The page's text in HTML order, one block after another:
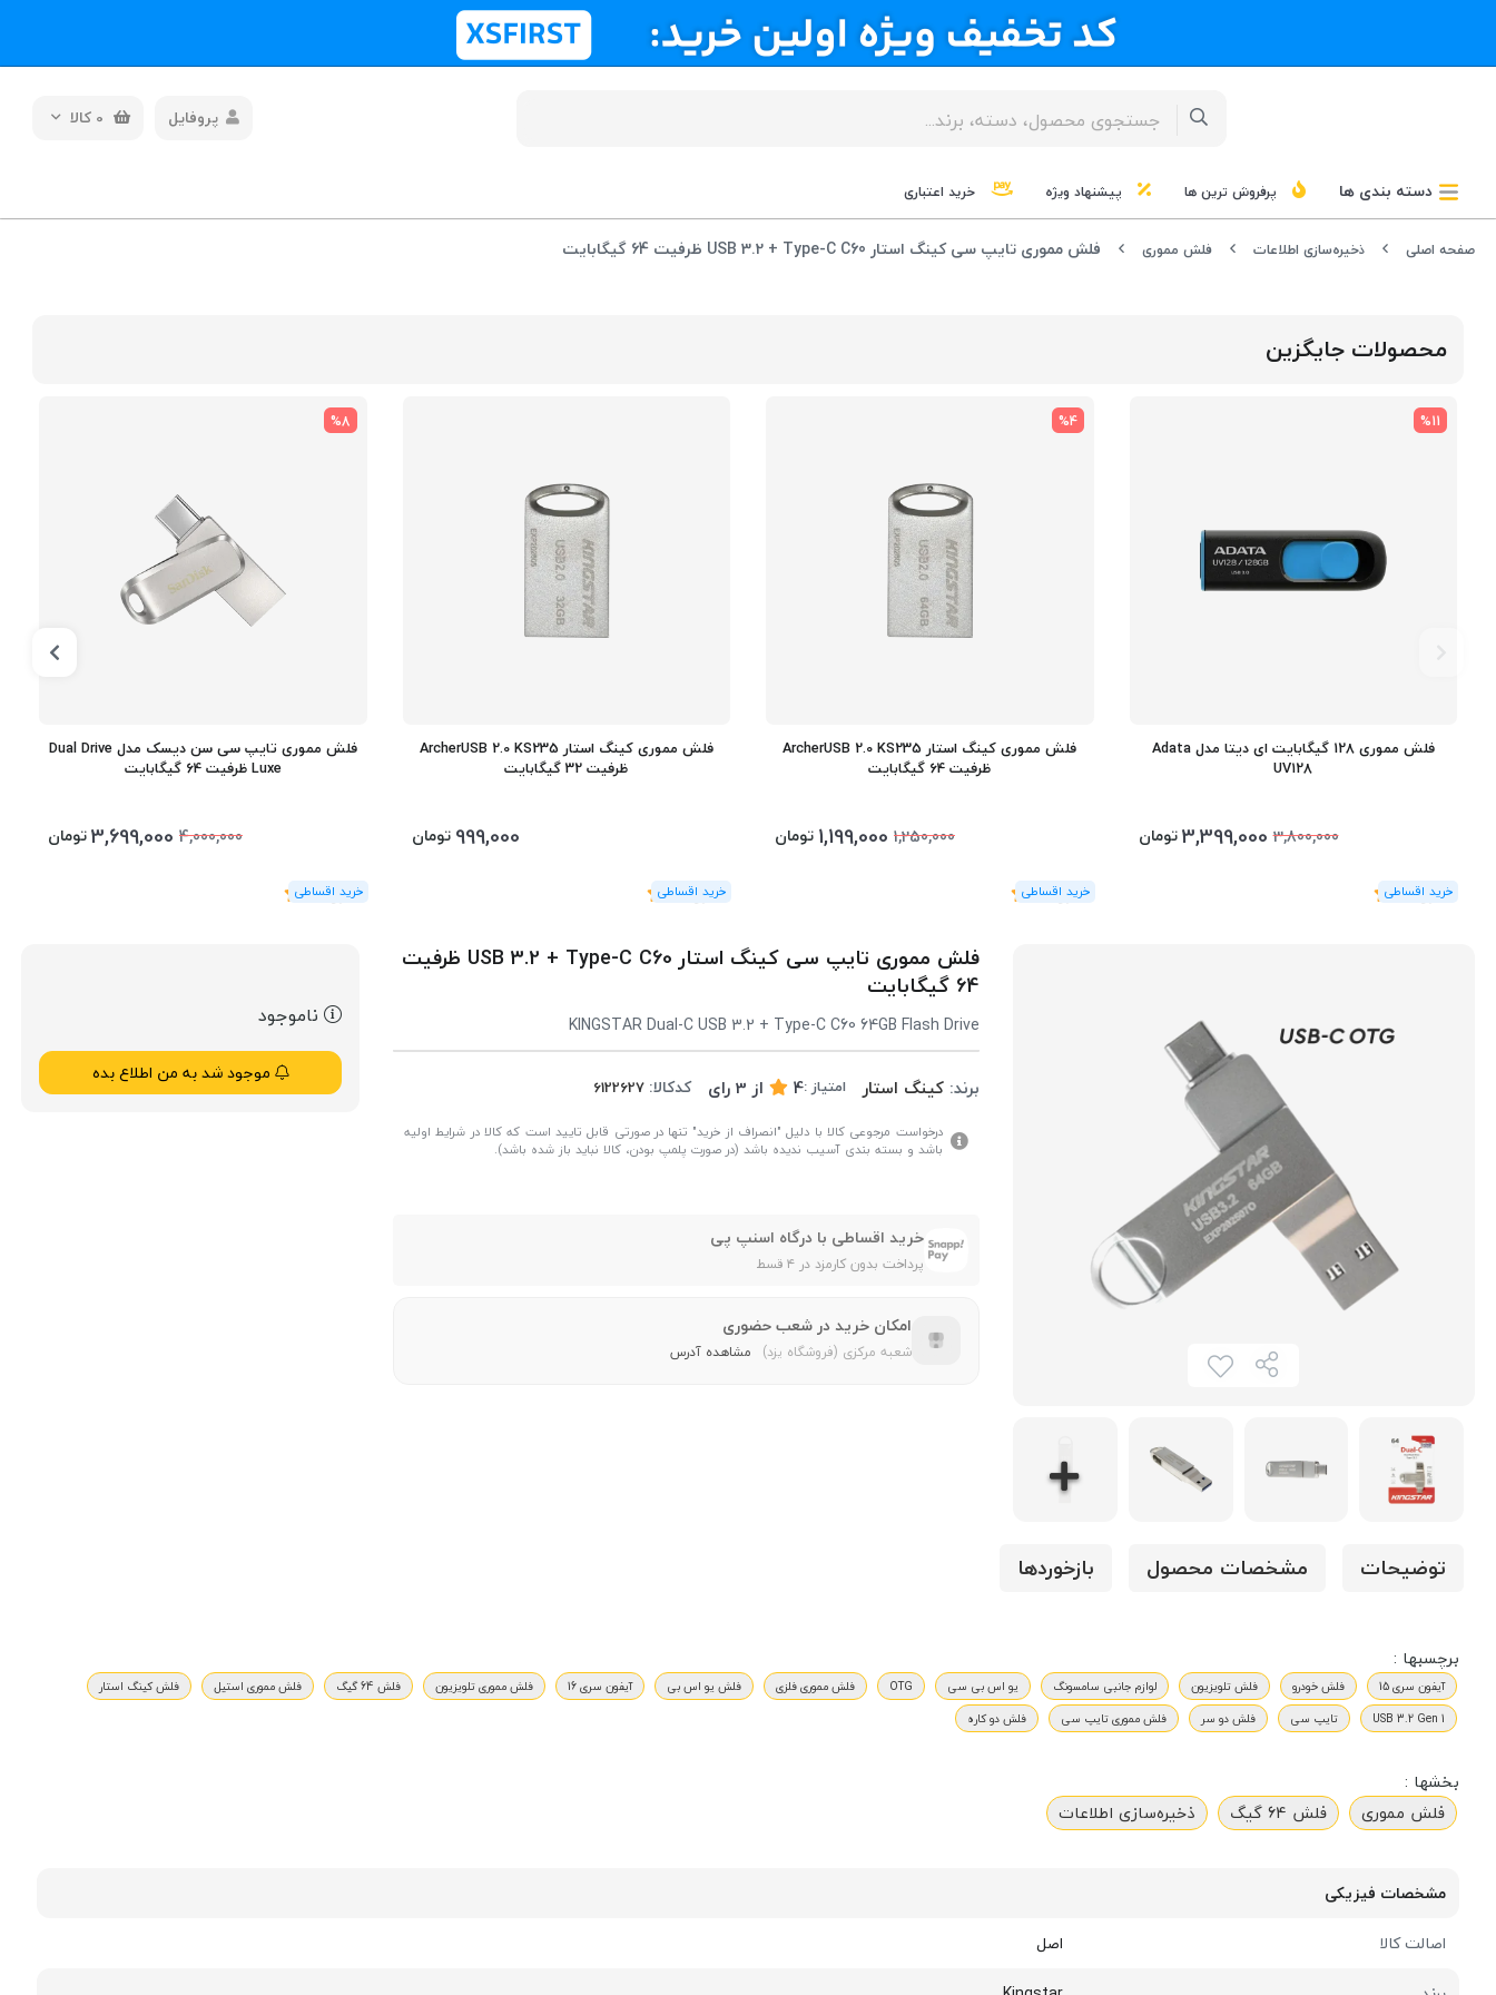
0 کالا پروفایل
دسته بندی ها پرفروش ترین ها پیشنهاد ویژه خرید اعتباری
صفحه اصلی ذخیره‌سازی اطلاعات فلش مموری فلش مموری تایپ سی کینگ استار USB 3.2 + Type-C C60 ظرفیت 64 گیگابایت
محصولات جایگزین
%11
فلش مموری 128 گیگابایت ای دیتا مدل Adata
UV128
3,800,000
3,399,000تومان
(1رای)
5
%4
فلش مموری کینگ استار ArcherUSB 2.0 KS235
ظرفیت 64 گیگابایت
1,250,000
1,199,000 تومان
(1رای)
5
فلش مموری کینگ استار ArcherUSB 2.0 KS235
ظرفیت 32 گیگابایت
999,000 تومان
(1رای)
5
%8
فلش مموری تایپ سی سن دیسک مدل Dual Drive
Luxe ظرفیت 64 گیگابایت
4,000,000
3,699,000تومان
(1رای)
5
فلش مموری تایپ سی کینگ استار USB 3.2 + Type-C C60 ظرفیت
64 گیگابایت
KINGSTAR Dual-C USB 3.2 + Type-C C60 64GB Flash Drive
برند:کینگ استار امتیاز :4 از 3رای کدکالا:
درخواست مرجوعی کالا با دلیل "انصراف از خرید" تنها در صورتی قابل تایید است که کالا در شرایط اولیه
باشد و بسته بندی آسیب ندیده باشد (در صورت پلمپ بودن، کالا نباید باز شده باشد).
خرید اقساطی با درگاه اسنپ پی
پرداخت بدون کارمزد در ۴ قسط
امکان خرید در شعب حضوری
شعبه مرکزی (فروشگاه یزد) مشاهده آدرس
ناموجود
موجود شد به من اطلاع بده
توضیحات مشخصات محصول بازخوردها
برچسبها :
آیفون سری 15 فلش خودرو فلش تلویزیون لوازم جانبی سامسونگ یو اس بی سی OTG فلش مموری فلزی فلش یو اس بی آیفون سری 16 فلش مموری تلویزیون فلش 64 گیگ فلش مموری استیل
فلش کینگ استار
USB 3.2 Gen 1
تایپ سی فلش دو سر فلش مموری تایپ سی فلش دو کاره
بخشها :
فلش مموری
فلش 64 گیگ ذخیره‌سازی اطلاعات
مشخصات فیزیکی
اصالت کالا
اصل